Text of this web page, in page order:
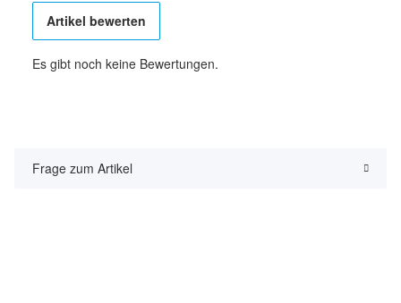
Artikel bewerten
Es gibt noch keine Bewertungen.
Frage zum Artikel